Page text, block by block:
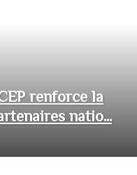
renforce la
natio...